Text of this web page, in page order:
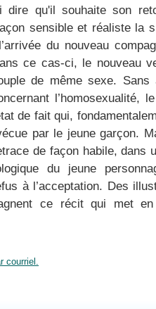
dire qu'il souhaite son
sensible et réaliste la
du nouveau
ce cas-ci, le nouveau
de même sexe. Sans
l’homosexualité,
de fait qui,
par le jeune garçon.
de façon habile, dans
du jeune
à l’acceptation. Des
ce récit qui met en
courriel.